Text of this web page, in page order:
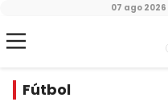
07 ago 2026
Fútbol